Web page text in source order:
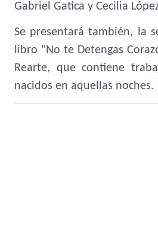
Gabriel Gatica y Cecilia
Se presentará también, la
libro "No te Detengas
Rearte, que contiene
nacidos en aquellas noches.